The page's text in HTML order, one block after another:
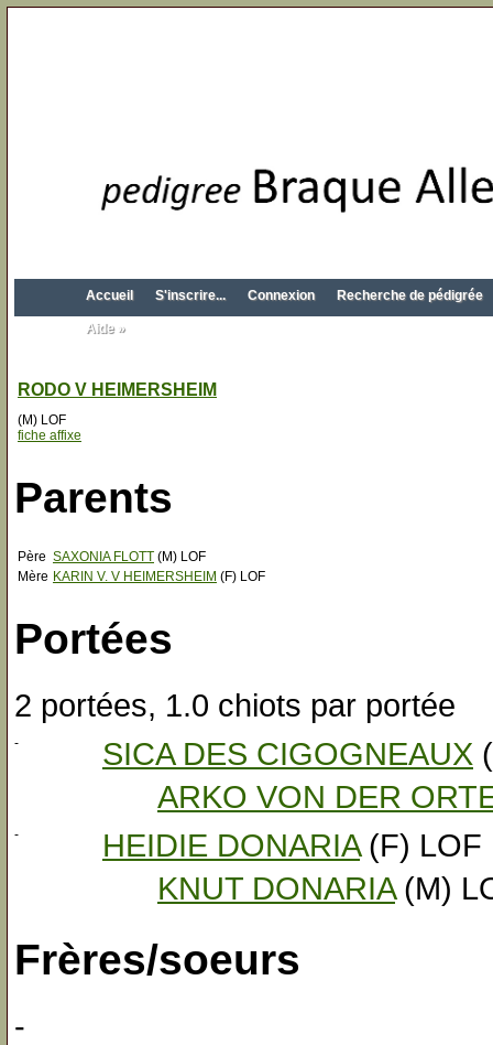
Accueil S'inscrire... Connexion Recherche de pédigrée
Aide »
RODO V HEIMERSHEIM
(M) LOF
fiche affixe
Parents
Père SAXONIA FLOTT (M) LOF
Mère KARIN V. V HEIMERSHEIM (F) LOF
Portées
2 portées, 1.0 chiots par portée
- SICA DES CIGOGNEAUX
ARKO VON DER
- HEIDIE DONARIA(F) LOF
KNUT DONARIA(M)
Frères/soeurs
-